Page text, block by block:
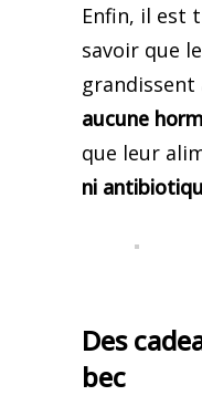
Enfin, il est
savoir que
aucune
que leur
ni
Des
bec